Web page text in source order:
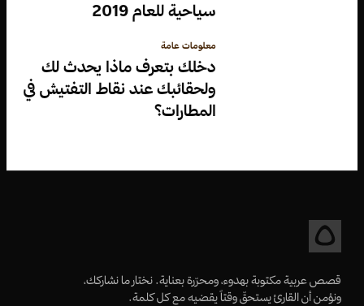
سياحية للعام 2019
معلومات عامة
دخلك بتعرف ماذا يحدث لك
ولحقائبك عند نقاط التفتيش في
المطارات؟
قصص عربية مكتوبة بهدوء، ومحرّرة بعناية. نختار ما نشاركك،
ونؤمن أن القارئ يستحقّ وقتاً يقضيه مع كل كلمة.